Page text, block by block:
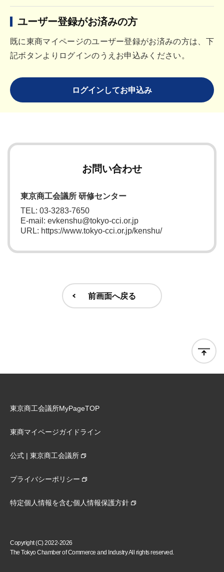
ユーザー登録がお済みの方
既に東商マイページのユーザー登録がお済みの方は、下
記ボタンよりログインのうえお申込みください。
ログインしてお申込み
お問い合わせ
東京商工会議所 研修センター
TEL: 03-3283-7650
E-mail: evkenshu@tokyo-cci.or.jp
URL: https://www.tokyo-cci.or.jp/kenshu/
前画面へ戻る
東京商工会議所MyPageTOP
東商マイページガイドライン
公式 | 東京商工会議所
プライバシーポリシー
特定個人情報を含む個人情報保護方針
Copyright (C) 2022-2026
The Tokyo Chamber of Commerce and Industry All rights reserved.